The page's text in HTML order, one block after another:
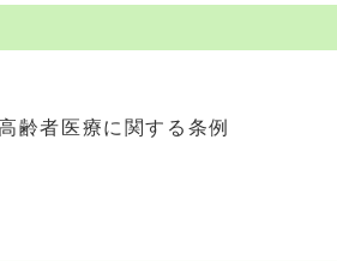
齢者医療に関する条例